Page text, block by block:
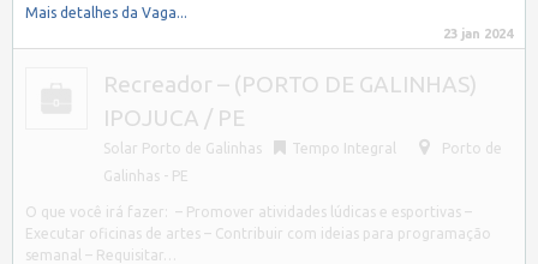
Mais detalhes da Vaga...
23 jan 2024
Recreador – (PORTO DE GALINHAS)
IPOJUCA / PE
Solar Porto de Galinhas Tempo Integral
Porto de
Galinhas - PE
O que você irá fazer: – Promover atividades lúdicas e esportivas –
Executar oficinas de artes – Contribuir com ideias para programação
semanal – Requisitar…